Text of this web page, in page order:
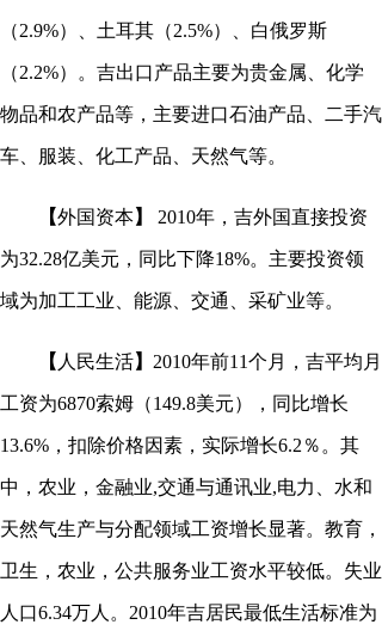
（2.9%）、土耳其（2.5%）、白俄罗斯
（2.2%）。吉出口产品主要为贵金属、化学
物品和农产品等，主要进口石油产品、二手汽
车、服装、化工产品、天然气等。
【外国资本】 2010年，吉外国直接投资
为32.28亿美元，同比下降18%。主要投资领
域为加工工业、能源、交通、采矿业等。
【 人民生活】 2010年前11个月，吉平均月
工资为6870索姆（149.8美元），同比增长
13.6%，扣除价格因素，实际增长6.2％。其
中，农业，金融业,交通与通讯业,电力、水和
天然气生产与分配领域工资增长显著。教育，
卫生，农业，公共服务业工资水平较低。失业
人口6.34万人。2010年吉居民最低生活标准为